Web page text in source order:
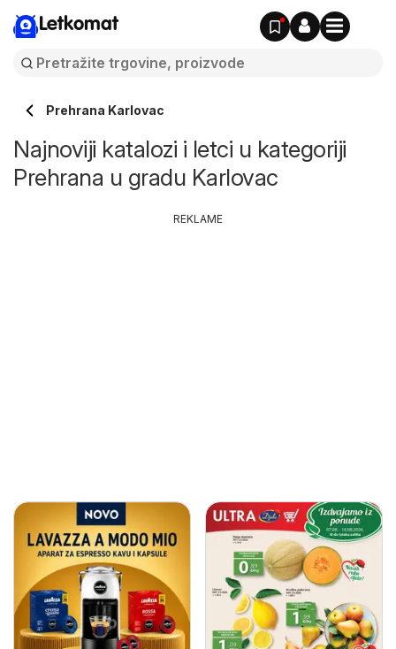
Letkomat
Prehrana Karlovac
Najnoviji katalozi i letci u kategoriji
Prehrana u gradu Karlovac
REKLAME